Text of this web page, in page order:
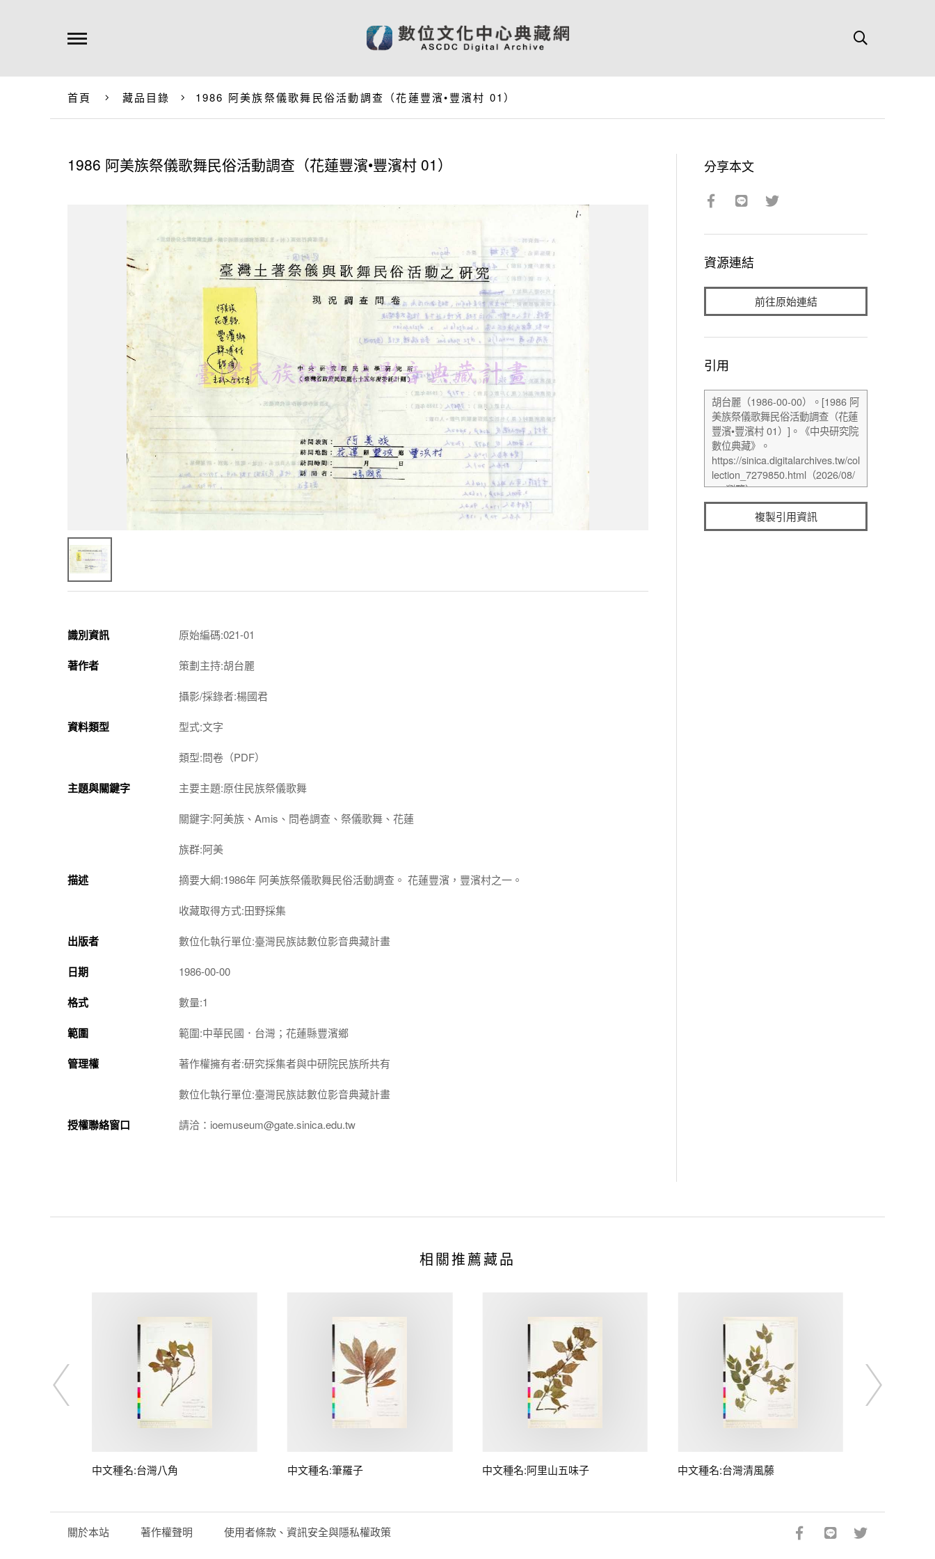
首頁 藏品目錄 1986 阿美族祭儀歌舞民俗活動調查（花蓮豐濱•豐濱村 01）
1986 阿美族祭儀歌舞民俗活動調查（花蓮豐濱•豐濱村 01）
識別資訊 原始編碼:021-01
著作者 策劃主持:胡台麗
攝影/採錄者:楊國君
資料類型 型式:文字
類型:問卷（PDF）
主題與關鍵字 主要主題:原住民族祭儀歌舞
關鍵字:阿美族、Amis、問卷調查、祭儀歌舞、花蓮
族群:阿美
描述 摘要大綱:1986年 阿美族祭儀歌舞民俗活動調查。 花蓮豐濱，豐濱村之一。
收藏取得方式:田野採集
出版者 數位化執行單位:臺灣民族誌數位影音典藏計畫
日期 1986-00-00
格式 數量:1
範圍 範圍:中華民國．台灣；花蓮縣豐濱鄉
管理權 著作權擁有者:研究採集者與中研院民族所共有
數位化執行單位:臺灣民族誌數位影音典藏計畫
授權聯絡窗口 請洽：ioemuseum@gate.sinica.edu.tw
分享本文
資源連結
前往原始連結
引用
複製引用資訊
相關推薦藏品
中文種名:台灣八角 中文種名:筆羅子 中文種名:阿里山五味子 中文種名:台灣清風藤
關於本站 著作權聲明 使用者條款、資訊安全與隱私權政策